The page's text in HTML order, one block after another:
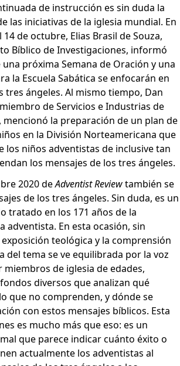
de instrucción es sin duda la
las iniciativas de la iglesia mundial. En
de octubre, Elias Brasil de Souza,
Bíblico de Investigaciones, informó
próxima Semana de Oración y una
la Escuela Sabática se enfocarán en
tres ángeles. Al mismo tiempo, Dan
de Servicios e Industrias de
mencionó la preparación de un plan de
en la División Norteamericana que
los niños adventistas de inclusive tan
los mensajes de los tres ángeles.
2020deAdventist Reviewtambién se
de los tres ángeles. Sin duda, es un
tratado en los 171 años de la
adventista. En esta ocasión, sin
teológica y la comprensión
del tema se ve equilibrada por la voz
miembros de iglesia de edades,
diversos que analizan qué
que no comprenden, y dónde se
con estos mensajes bíblicos. Esta
es mucho más que eso: es un
que parece indicar cuánto éxito o
actualmente los adventistas al